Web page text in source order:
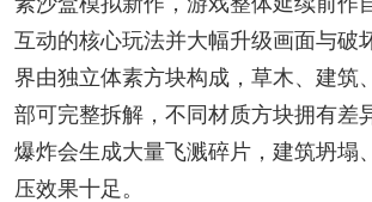
互动的核心玩法并大幅升级画面与破
界由独立体素方块构成，草木、建筑
部可完整拆解，不同材质方块拥有差
爆炸会生成大量飞溅碎片，建筑坍塌
压效果十足。